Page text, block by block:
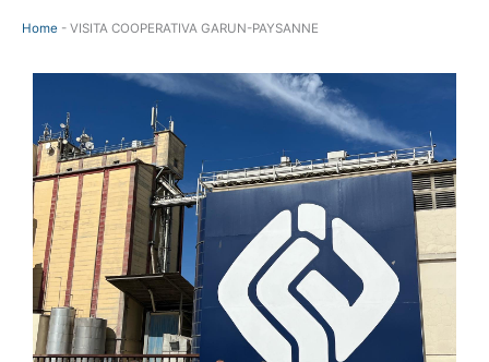
Home - VISITA COOPERATIVA GARUN-PAYSANNE